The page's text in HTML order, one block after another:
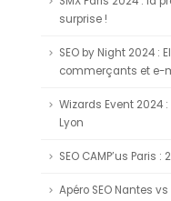
surprise !
SEO by Night 2024 :
commerçants et e-
Wizards Event 2024
Lyon
SEO CAMP’us Paris
Apéro SEO Nantes